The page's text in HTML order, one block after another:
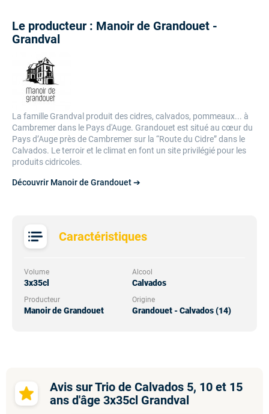
Caractéristiques
Volume
3x35cl
Alcool
Calvados
Producteur
Manoir de Grandouet
Origine
Grandouet - Calvados (14)
Le producteur : Manoir de Grandouet -
Grandval
La famille Grandval produit des cidres, calvados, pommeaux... à
Cambremer dans le Pays d'Auge. Grandouet est situé au cœur du
Pays d’Auge près de Cambremer sur la “Route du Cidre” dans le
Calvados. Le terroir et le climat en font un site privilégié pour les
produits cidricoles.
Découvrir Manoir de Grandouet ➔
Avis sur Trio de Calvados 5, 10 et 15
ans d'âge 3x35cl Grandval